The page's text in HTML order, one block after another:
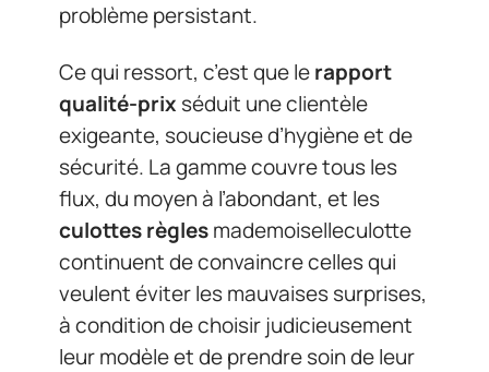
problème persistant.
Ce qui ressort, c’est que lerapport
qualité-prix séduit une clientèle
exigeante, soucieuse d’hygiène et de
sécurité. La gamme couvre tous les
flux, du moyen à l’abondant, et les
culottes règlesmademoiselleculotte
continuent de convaincre celles qui
veulent éviter les mauvaises surprises,
à condition de choisir judicieusement
leur modèle et de prendre soin de leur